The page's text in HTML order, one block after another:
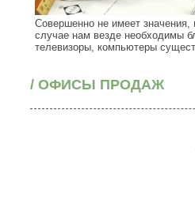
Совершенно не имеет
случае нам везде необходимы
телевизоры, компьютеры
/ ОФИСЫ ПРОДАЖ